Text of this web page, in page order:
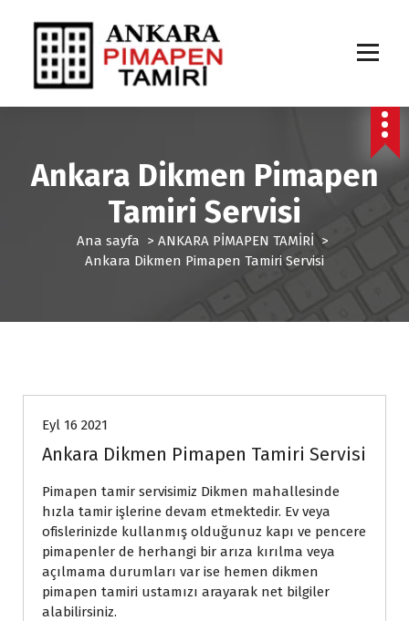
ğ
Ankara Dikmen Pimapen
Tamiri Servisi
Ana sayfa > ANKARA PİMAPEN TAMİRİ >
Ankara Dikmen Pimapen Tamiri Servisi
Eyl 16 2021
Ankara Dikmen Pimapen Tamiri Servisi
Pimapen tamir servisimiz Dikmen mahallesinde
hızla tamir işlerine devam etmektedir. Ev veya
ofislerinizde kullanmış olduğunuz kapı ve pencere
pimapenler de herhangi bir arıza kırılma veya
açılmama durumları var ise hemen dikmen
pimapen tamiri ustamızı arayarak net bilgiler
alabilirsiniz.